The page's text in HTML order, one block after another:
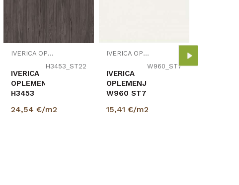
IVERICA OPLEMENJENA
H3453_ST22
IVERICA
OPLEMENJENA
H3453
18/2800/2070mm
24,54 €/m2
IVERICA OPLEMENJENA
W960_ST7
IVERICA
OPLEMENJENA
W960 ST7
18/2800/2070mm
15,41 €/m2